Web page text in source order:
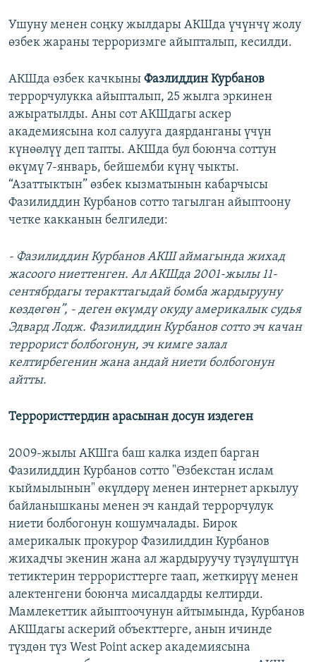
Ушуну менен соңку жылдары АКШда үчүнчү жолу
өзбек жараны терроризмге айыпталып, кесилди.
АКШда өзбек качкыны Фазлиддин Курбанов
террорчулукка айыпталып, 25 жылга эркинен
ажыратылды. Аны сот АКШдагы аскер
академиясына кол салууга даярданганы үчүн
күнөөлүү деп тапты. АКШда бул боюнча соттун
өкүмү 7-январь, бейшемби күнү чыкты.
“Азаттыктын” өзбек кызматынын кабарчысы
Фазилиддин Курбанов сотто тагылган айыптоону
четке какканын белгиледи:
- Фазилиддин Курбанов АКШ аймагында жихад
жасоого ниеттенген. Ал АКШда 2001-жылы 11-
сентябрдагы теракттагыдай бомба жардырууну
көздөгөн”, - деген өкүмдү окуду америкалык судья
Эдвард Лодж. Фазилиддин Курбанов сотто эч качан
террорист болбогонун, эч кимге залал
келтирбегенин жана андай ниети болбогонун
айтты.
Террористтердин арасынан досун издеген
2009-жылы АКШга баш калка издеп барган
Фазилиддин Курбанов сотто "Өзбекстан ислам
кыймылынын" өкүлдөрү менен интернет аркылуу
байланышканы менен эч кандай террорчулук
ниети болбогонун кошумчалады. Бирок
америкалык прокурор Фазилиддин Курбанов
жихадчы экенин жана ал жардыруучу түзүлүштүн
тетиктерин террористтерге таап, жеткирүү менен
алектенгени боюнча мисалдарды келтирди.
Мамлекеттик айыптоочунун айтымында, Курбанов
АКШдагы аскерий объекттерге, анын ичинде
түздөн түз West Point аскер академиясына